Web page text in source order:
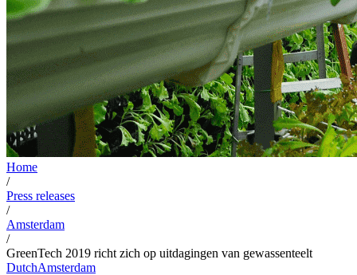
Home
/
Press releases
/
Amsterdam
/
GreenTech 2019 richt zich op uitdagingen van gewassenteelt
DutchAmsterdam